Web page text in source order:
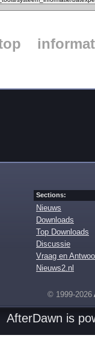
Sections:
Nieuws
Downloads
Top Downloads
Discussie
Vraag en
Nieuws2.nl
© 1999-2026
AfterDawn is